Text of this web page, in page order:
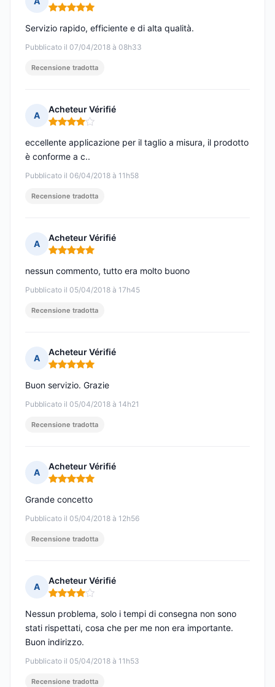
Nota: 5 su 5
Pubblicato il 07/04/2018 à 08h33
Servizio rapido, efficiente e di alta qualità.
Recensione tradotta
A
Acheteur Vérifié
Nota: 4 su 5
Pubblicato il 06/04/2018 à 11h58
eccellente applicazione per il taglio a misura, il prodotto
è conforme a c..
Recensione tradotta
A
Acheteur Vérifié
Nota: 5 su 5
Pubblicato il 05/04/2018 à 17h45
nessun commento, tutto era molto buono
Recensione tradotta
A
Acheteur Vérifié
Nota: 5 su 5
Pubblicato il 05/04/2018 à 14h21
Buon servizio. Grazie
Recensione tradotta
A
Acheteur Vérifié
Nota: 5 su 5
Pubblicato il 05/04/2018 à 12h56
Grande concetto
Recensione tradotta
A
Acheteur Vérifié
Nota: 4 su 5
Pubblicato il 05/04/2018 à 11h53
Nessun problema, solo i tempi di consegna non sono
stati rispettati, cosa che per me non era importante.
Buon indirizzo.
Recensione tradotta